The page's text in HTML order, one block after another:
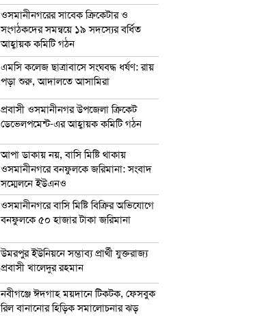
ওসমানীনগরের সাবেক ক্রিকেটার ও
সংগঠকদের সমন্বয়ে ১৯ সদস্যের বর্ধিত
আহ্বায়ক কমিটি গঠন
এম‌সি কলেজ ছাত্রাবাসে সংঘবদ্ধ ধর্ষণ: রায়
পড়া শুরু, আদালতে আসামিরা
প্রবাসী ওসমানীনগর উপজেলা ক্রিকেট
ডেভেলপমেন্ট-এর আহ্বায়ক কমিটি গঠন
আপা ডাকায় নয়, বাসি মিষ্টি থাকায়
ওসমানীনগরে বনফুলকে জরিমানা: সংবাদ
সম্মেলনে ইউএনও
ওসমানীনগরে বাসি মিষ্টি বিক্রির অভিযোগে
বনফুলকে ৫০ হাজার টাকা জরিমানা
উমরপুর ইউনিয়নে সম্ভাব্য প্রার্থী যুক্তরাজ্য
প্রবাসী খালেদুর রহমান
নবীগঞ্জে ঈদগাহ ময়দানে টিকটক, ফেসবুক
রিল বানানোর হিড়িক সমালোচনার ঝড়